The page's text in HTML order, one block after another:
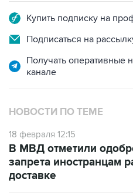
Купить подписку на
Подписаться на
Получать оперативные
канале
НОВОСТИ ПО ТЕМЕ
18 февраля 12:15
В МВД отметили
запрета иностранцам
доставке